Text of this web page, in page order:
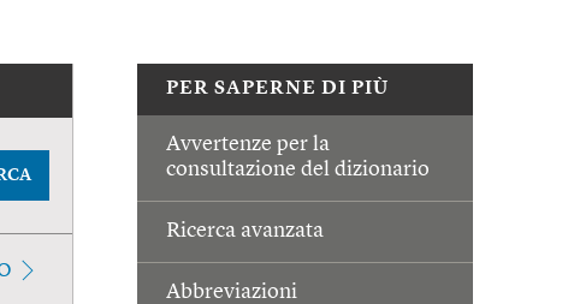
PER SAPERNE DI PIÙ
Avvertenze per la
consultazione del dizionario
Ricerca avanzata
Abbreviazioni